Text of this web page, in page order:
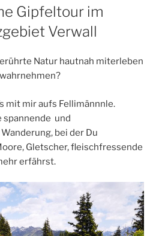
Gipfeltour im
Verwall
Natur hautnah miterleben
mit mir aufs Fellimännnle.
spannende und
bei der Du
Gletscher, fleischfressende
erfährst.